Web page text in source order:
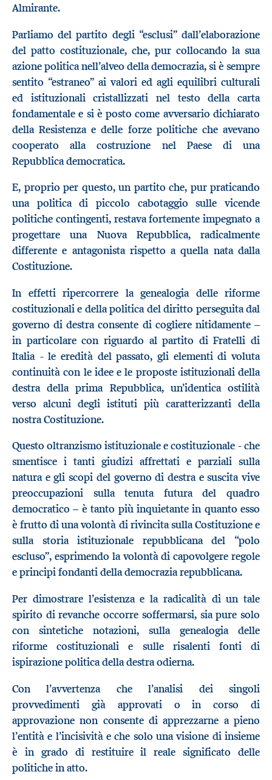
Almirante.
Parliamo del partito degli “esclusi” dall’elaborazione
del patto costituzionale, che, pur collocando la sua
azione politica nell’alveo della democrazia, si è sempre
sentito “estraneo” ai valori ed agli equilibri culturali
ed istituzionali cristallizzati nel testo della carta
fondamentale e si è posto come avversario dichiarato
della Resistenza e delle forze politiche che avevano
cooperato alla costruzione nel Paese di una
Repubblica democratica.
E, proprio per questo, un partito che, pur praticando
una politica di piccolo cabotaggio sulle vicende
politiche contingenti, restava fortemente impegnato a
progettare una Nuova Repubblica, radicalmente
differente e antagonista rispetto a quella nata dalla
Costituzione.
In effetti ripercorrere la genealogia delle riforme
costituzionali e della politica del diritto perseguita dal
governo di destra consente di cogliere nitidamente –
in particolare con riguardo al partito di Fratelli di
Italia - le eredità del passato, gli elementi di voluta
continuità con le idee e le proposte istituzionali della
destra della prima Repubblica, un’identica ostilità
verso alcuni degli istituti più caratterizzanti della
nostra Costituzione.
Questo oltranzismo istituzionale e costituzionale - che
smentisce i tanti giudizi affrettati e parziali sulla
natura e gli scopi del governo di destra e suscita vive
preoccupazioni sulla tenuta futura del quadro
democratico – è tanto più inquietante in quanto esso
è frutto di una volontà di rivincita sulla Costituzione e
sulla storia istituzionale repubblicana del “polo
escluso”, esprimendo la volontà di capovolgere regole
e principi fondanti della democrazia repubblicana.
Per dimostrare l’esistenza e la radicalità di un tale
spirito di revanche occorre soffermarsi, sia pure solo
con sintetiche notazioni, sulla genealogia delle
riforme costituzionali e sulle risalenti fonti di
ispirazione politica della destra odierna.
Con l’avvertenza che l’analisi dei singoli
provvedimenti già approvati o in corso di
approvazione non consente di apprezzarne a pieno
l’entità e l’incisività e che solo una visione di insieme
è in grado di restituire il reale significato delle
politiche in atto.